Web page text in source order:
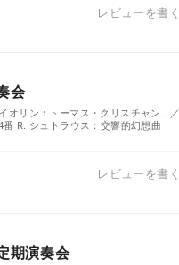
レビューを書く
会
オリン：トーマス・クリスチャン...／
R. シュトラウス：交響的幻想曲
レビューを書く
期演奏会